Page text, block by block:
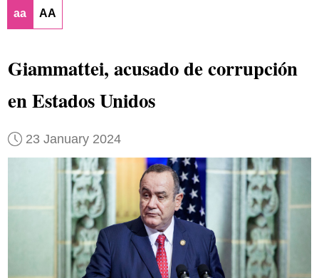
aa AA
Giammattei, acusado de corrupción
en Estados Unidos
23 January 2024